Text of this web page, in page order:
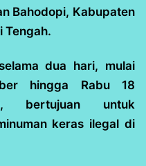
Bahodopi, Kabupaten
Tengah.
dua hari, mulai
hingga Rabu 18
bertujuan untuk
keras ilegal di